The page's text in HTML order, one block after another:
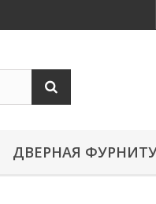
ДВЕРНАЯ